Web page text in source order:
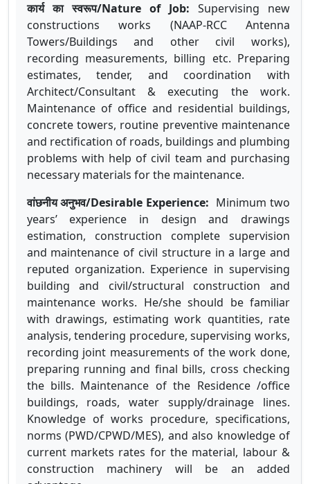
कार्य का स्वरूप/Nature of Job: Supervising new
constructions works (NAAP-RCC Antenna
Towers/Buildings and other civil works),
recording measurements, billing etc. Preparing
estimates, tender, and coordination with
Architect/Consultant & executing the work.
Maintenance of office and residential buildings,
concrete towers, routine preventive maintenance
and rectification of roads, buildings and plumbing
problems with help of civil team and purchasing
necessary materials for the maintenance.
वांछनीय अनुभव/Desirable Experience: Minimum two
years’ experience in design and drawings
estimation, construction complete supervision
and maintenance of civil structure in a large and
reputed organization. Experience in supervising
building and civil/structural construction and
maintenance works. He/she should be familiar
with drawings, estimating work quantities, rate
analysis, tendering procedure, supervising works,
recording joint measurements of the work done,
preparing running and final bills, cross checking
the bills. Maintenance of the Residence /office
buildings, roads, water supply/drainage lines.
Knowledge of works procedure, specifications,
norms (PWD/CPWD/MES), and also knowledge of
current markets rates for the material, labour &
construction machinery will be an added